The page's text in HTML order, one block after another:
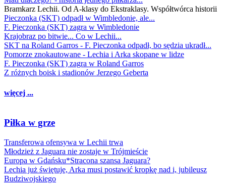
Bramkarz Lechii. Od A-klasy do Ekstraklasy. Współtwórca historii
Pieczonka (SKT) odpadł w Wimbledonie, ale...
F. Pieczonka (SKT) zagra w Wimbledonie
Krajobraz po bitwie... Co w Lechii...
SKT na Roland Garros - F. Pieczonka odpadł, bo sędzia ukradł...
Pomorze znokautowane - Lechia i Arka skopane w lidze
F. Pieczonka (SKT) zagra w Roland Garros
Z różnych boisk i stadionów Jerzego Geberta
więcej ...
Piłka w grze
Transferowa ofensywa w Lechii trwa
Młodzież z Jaguara nie zostaje w Trójmieście
Europa w Gdańsku*Stracona szansa Jaguara?
Lechia już świętuje, Arka musi postawić kropkę nad i, jubileusz
Budziwojskiego